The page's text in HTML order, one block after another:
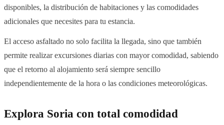
disponibles, la distribución de habitaciones y las comodidades
adicionales que necesites para tu estancia.
El acceso asfaltado no solo facilita la llegada, sino que también
permite realizar excursiones diarias con mayor comodidad, sabiendo
que el retorno al alojamiento será siempre sencillo
independientemente de la hora o las condiciones meteorológicas.
Explora Soria con total comodidad